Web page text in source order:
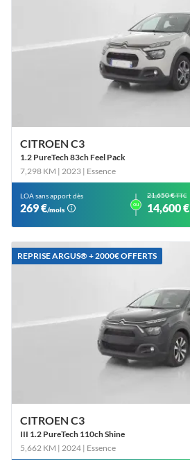
CITROEN C3
1.2 PureTech 83ch Feel Pack
7,298 KM | 2023 | Essence
LOA sans apport dès
269 €/mois
ou
21,650 €TTC
14,600 €
REPRISE ARGUS®️ + 2000€ OFFERTS
CITROEN C3
III 1.2 PureTech 110ch Shine
5,662 KM | 2024 | Essence